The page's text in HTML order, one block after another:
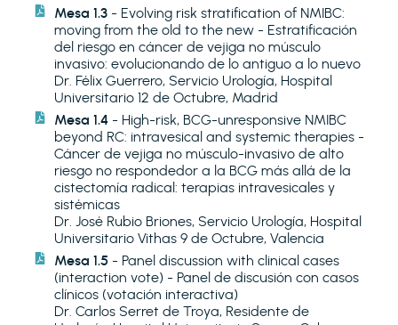
Mesa 1.3- Evolving risk stratification of NMIBC:
moving from the old to the new - Estratificación
del riesgo en cáncer de vejiga no músculo
invasivo: evolucionando de lo antiguo a lo nuevo
Dr. Félix Guerrero, Servicio Urología, Hospital
Universitario 12 de Octubre, Madrid
Mesa 1.4 - High-risk, BCG-unresponsive NMIBC
beyond RC: intravesical and systemic therapies -
Cáncer de vejiga no músculo-invasivo de alto
riesgo no respondedor a la BCG más allá de la
cistectomía radical: terapias intravesicales y
sistémicas
Dr. José Rubio Briones, Servicio Urología, Hospital
Universitario Vithas 9 de Octubre, Valencia
Mesa 1.5 - Panel discussion with clinical cases
(interaction vote) - Panel de discusión con casos
clínicos (votación interactiva)
Dr. Carlos Serret de Troya, Residente de